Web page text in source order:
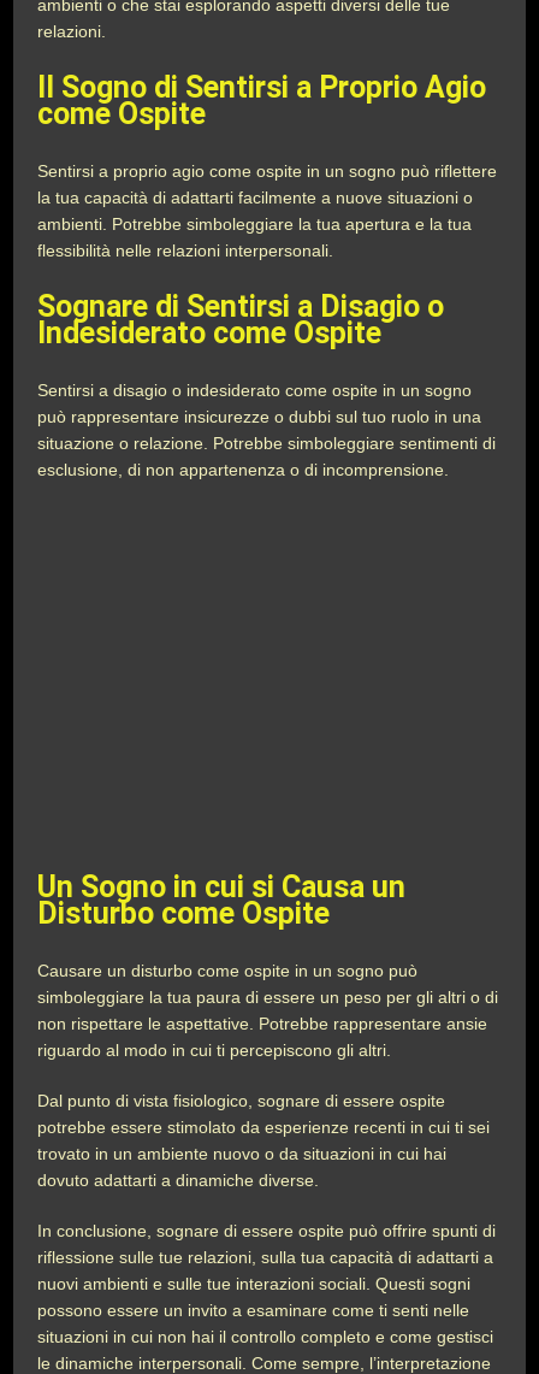
ambienti o che stai esplorando aspetti diversi delle tue
relazioni.
Il Sogno di Sentirsi a Proprio Agio
come Ospite
Sentirsi a proprio agio come ospite in un sogno può riflettere
la tua capacità di adattarti facilmente a nuove situazioni o
ambienti. Potrebbe simboleggiare la tua apertura e la tua
flessibilità nelle relazioni interpersonali.
Sognare di Sentirsi a Disagio o
Indesiderato come Ospite
Sentirsi a disagio o indesiderato come ospite in un sogno
può rappresentare insicurezze o dubbi sul tuo ruolo in una
situazione o relazione. Potrebbe simboleggiare sentimenti di
esclusione, di non appartenenza o di incomprensione.
Un Sogno in cui si Causa un
Disturbo come Ospite
Causare un disturbo come ospite in un sogno può
simboleggiare la tua paura di essere un peso per gli altri o di
non rispettare le aspettative. Potrebbe rappresentare ansie
riguardo al modo in cui ti percepiscono gli altri.
Dal punto di vista fisiologico, sognare di essere ospite
potrebbe essere stimolato da esperienze recenti in cui ti sei
trovato in un ambiente nuovo o da situazioni in cui hai
dovuto adattarti a dinamiche diverse.
In conclusione, sognare di essere ospite può offrire spunti di
riflessione sulle tue relazioni, sulla tua capacità di adattarti a
nuovi ambienti e sulle tue interazioni sociali. Questi sogni
possono essere un invito a esaminare come ti senti nelle
situazioni in cui non hai il controllo completo e come gestisci
le dinamiche interpersonali. Come sempre, l’interpretazione